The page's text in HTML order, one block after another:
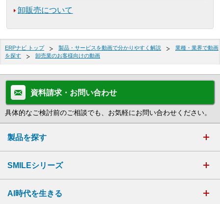
卸販売について
ERPナビ トップ 製品・サービスを動画で分かりやすく解説
業種・業界で動画
を探す
卸売業のお客様向けの動画
資料請求・お問い合わせ
具体的なご検討前のご相談でも、お気軽にお問い合わせください。
製品を探す
SMILEシリーズ
AI時代を生きる